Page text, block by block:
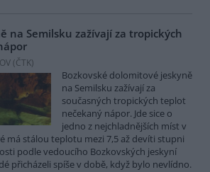
na Semilsku zažívají za tropických
(ČTK)
Bozkovské dolomitové jeskyně
na Semilsku zažívají za
současných tropických teplot
nečekaný nápor. Jde sice o
jedno z nejchladnějších míst v
má stálou teplotu mezi 7,5 až devíti stupni
podle vedoucího Bozkovských jeskyní
přicházeli spíše v době, když bylo nevlídno.